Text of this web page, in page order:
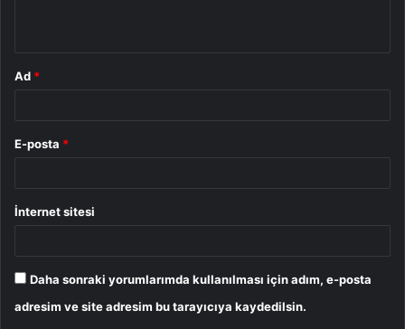
Ad *
E-posta *
İnternet sitesi
Daha sonraki yorumlarımda kullanılması için adım, e-posta
adresim ve site adresim bu tarayıcıya kaydedilsin.